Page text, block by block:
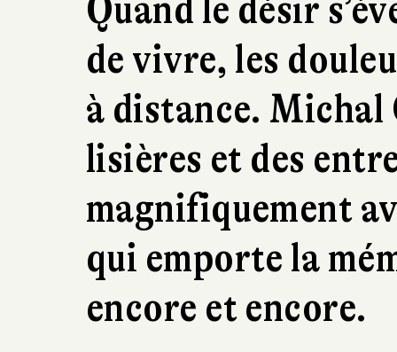
de vivre, les
à distance.
lisières et des
magnifiquement
qui emporte la
encore et encore.